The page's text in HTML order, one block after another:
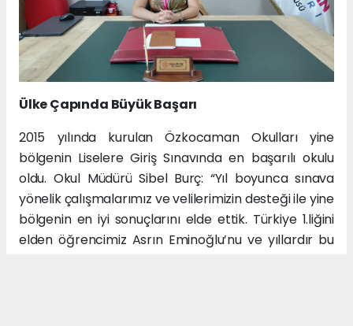
Ülke Çapında Büyük Başarı
2015 yılında kurulan Özkocaman Okulları yine
bölgenin Liselere Giriş Sınavında en başarılı okulu
oldu. Okul Müdürü Sibel Burç: “Yıl boyunca sınava
yönelik çalışmalarımız ve velilerimizin desteği ile yine
bölgenin en iyi sonuçlarını elde ettik. Türkiye 1.liğini
elden öğrencimiz Asrın Eminoğlu’nu ve yıllardır bu